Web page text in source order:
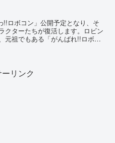
!!ロボコン」公開予定となり、そ
クターたちが復活します。ロビン
元祖でもある「がんばれ!!ロボコ
リンク